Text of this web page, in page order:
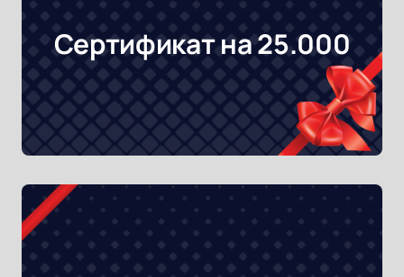
Сертификат на 25.000